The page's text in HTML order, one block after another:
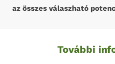
az összes válaszható
További